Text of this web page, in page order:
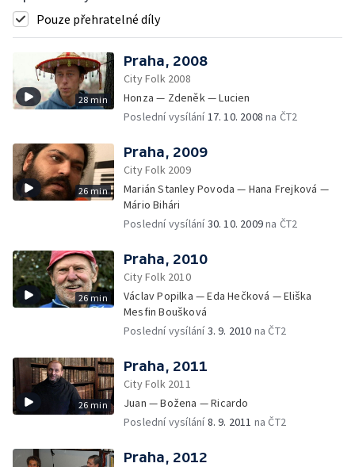
Pouze přehratelné díly
28 min
Praha, 2008
City Folk 2008
Honza — Zdeněk — Lucien
Poslední vysílání17. 10. 2008 na ČT2
26 min
Praha, 2009
City Folk 2009
Marián Stanley Povoda — Hana Frejková —
Mário Bihári
Poslední vysílání30. 10. 2009na ČT2
26 min
Praha, 2010
City Folk 2010
Václav Popilka — Eda Hečková — Eliška
Mesfin Boušková
Poslední vysílání3. 9. 2010 na ČT2
26 min
Praha, 2011
City Folk 2011
Juan — Božena — Ricardo
Poslední vysílání8. 9. 2011 na ČT2
Praha, 2012